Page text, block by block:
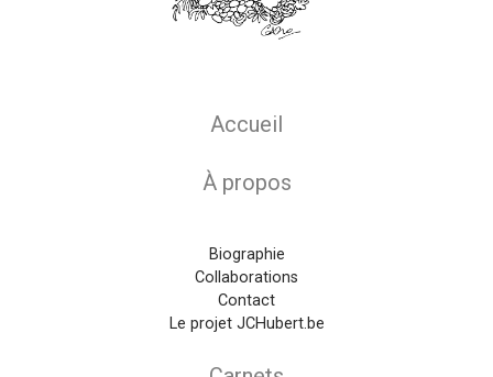
Accueil
À propos
Biographie
Collaborations
Contact
Le projet JCHubert.be